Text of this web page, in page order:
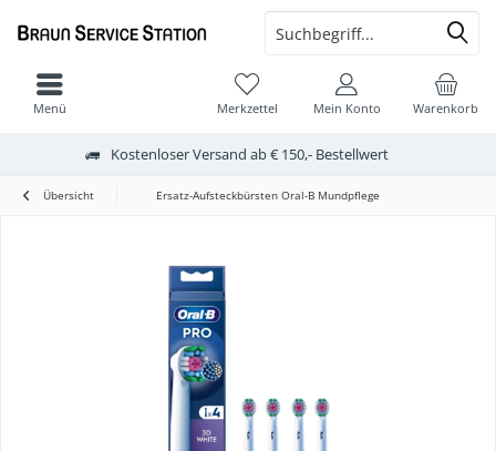
Kostenloser Versand ab € 150,- Bestellwert
Warenkorb
Merkzettel Mein Konto
Menü
Übersicht Ersatz-Aufsteckbürsten Oral-B Mundpflege